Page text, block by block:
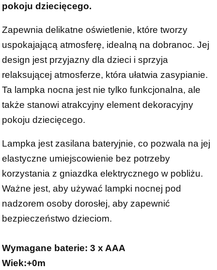
pokoju dziecięcego.
Zapewnia delikatne oświetlenie, które tworzy
uspokajającą atmosferę, idealną na dobranoc. Jej
design jest przyjazny dla dzieci i sprzyja
relaksującej atmosferze, która ułatwia zasypianie.
Ta lampka nocna jest nie tylko funkcjonalna, ale
także stanowi atrakcyjny element dekoracyjny
pokoju dziecięcego.
Lampka jest zasilana bateryjnie, co pozwala na jej
elastyczne umiejscowienie bez potrzeby
korzystania z gniazdka elektrycznego w pobliżu.
Ważne jest, aby używać lampki nocnej pod
nadzorem osoby dorosłej, aby zapewnić
bezpieczeństwo dzieciom.
Wymagane baterie: 3 x AAA
Wiek:+0m